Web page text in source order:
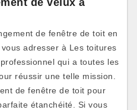
de velux à
de fenêtre de toit en
adresser à Les toitures
qui a toutes les
réussir une telle mission.
de fenêtre de toit pour
étanchéité. Si vous